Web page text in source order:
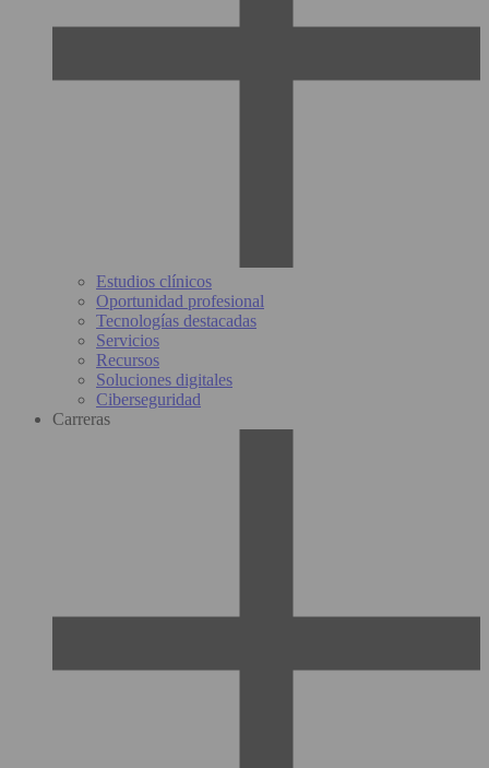
Estudios clínicos
Oportunidad profesional
Tecnologías destacadas
Servicios
Recursos
Soluciones digitales
Ciberseguridad
Carreras